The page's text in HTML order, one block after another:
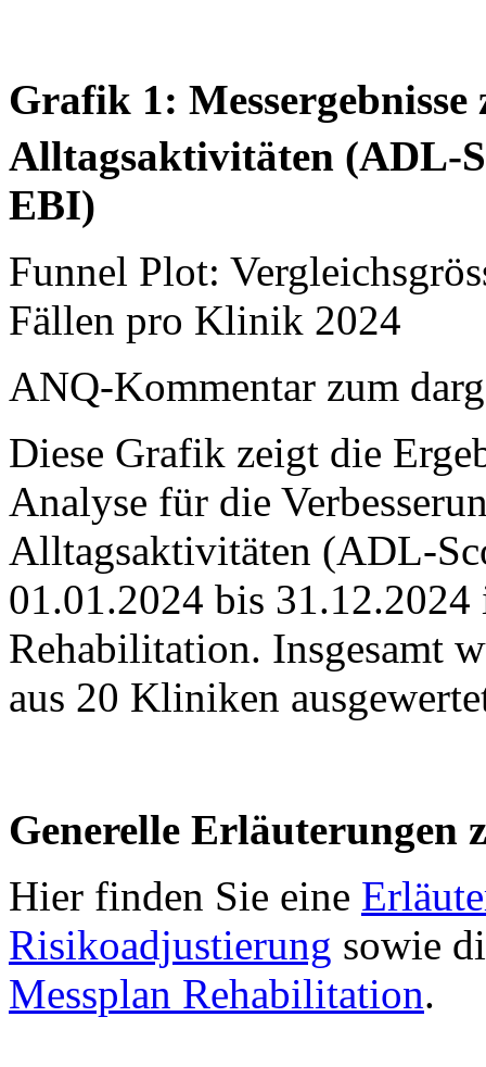
Grafik 1:
Alltagsaktivitäten (ADL-
EBI)
Funnel Plot:
Fällen pro Klinik 2024
ANQ-Kommentar zum
Diese Grafik zeigt die
Analyse für die
Alltagsaktivitäten (ADL-
01.01.2024 bis
Rehabilitation. Insgesamt
aus 20 Kliniken
Generelle Erläuterungen
Hier finden Sie eine
Risikoadjustierung sowie
Messplan Rehabilitation.